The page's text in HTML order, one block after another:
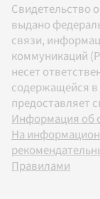
Свидетельство
выдано
связи,
коммуникаций
несет
содержащейся
предоставляет
Информация об
На
Правилами